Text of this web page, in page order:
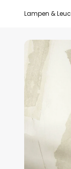
Lampen &
Zum
Ende
der
springen